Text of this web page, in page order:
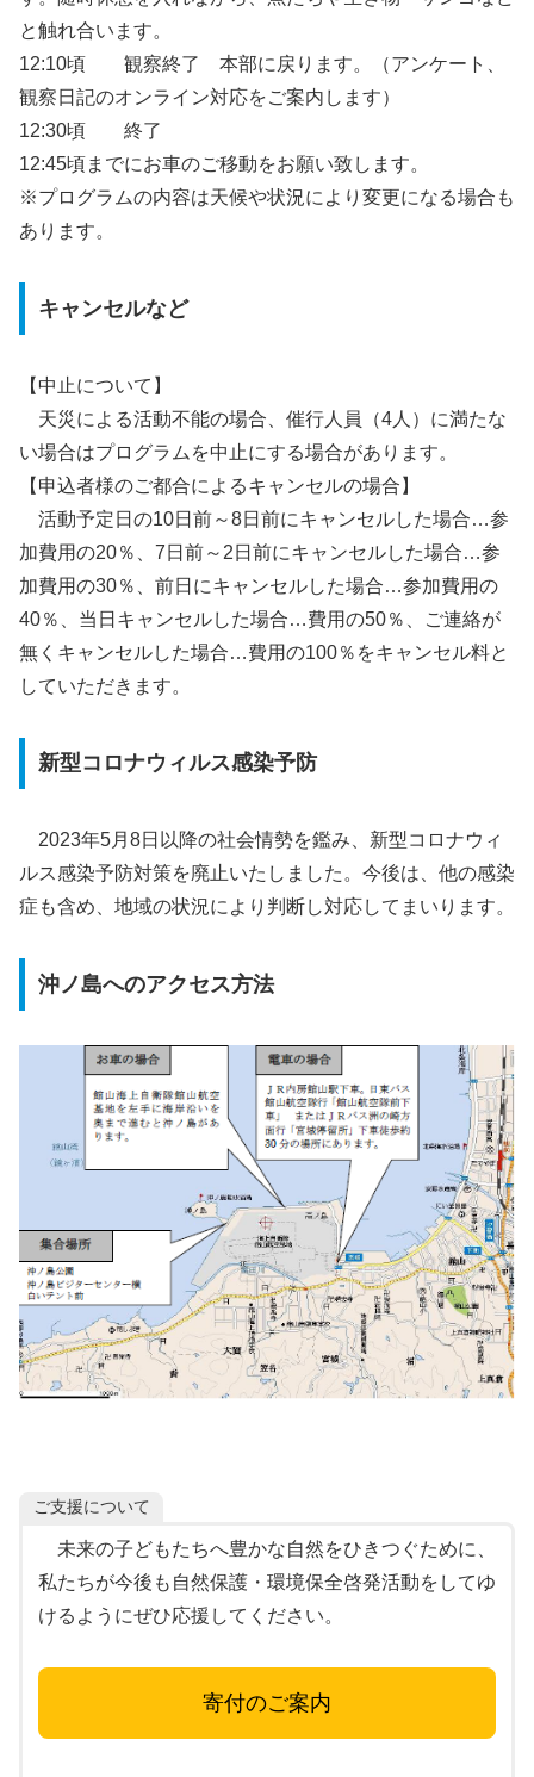
と触れ合います。
12:10頃 観察終了 本部に戻ります。（アンケート、
観察日記のオンライン対応をご案内します）
12:30頃 終了
12:45頃までにお車のご移動をお願い致します。
※プログラムの内容は天候や状況により変更になる場合も
あります。
キャンセルなど
【中止について】
天災による活動不能の場合、催行人員（4人）に満たな
い場合はプログラムを中止にする場合があります。
【申込者様のご都合によるキャンセルの場合】
活動予定日の10日前～8日前にキャンセルした場合…参
加費用の20％、7日前～2日前にキャンセルした場合…参
加費用の30％、前日にキャンセルした場合…参加費用の
40％、当日キャンセルした場合…費用の50％、ご連絡が
無くキャンセルした場合…費用の100％をキャンセル料と
していただきます。
新型コロナウィルス感染予防
2023年5月8日以降の社会情勢を鑑み、新型コロナウィ
ルス感染予防対策を廃止いたしました。今後は、他の感染
症も含め、地域の状況により判断し対応してまいります。
沖ノ島へのアクセス方法
ご支援について
未来の子どもたちへ豊かな自然をひきつぐために、
私たちが今後も自然保護・環境保全啓発活動をしてゆ
けるようにぜひ応援してください。
寄付のご案内